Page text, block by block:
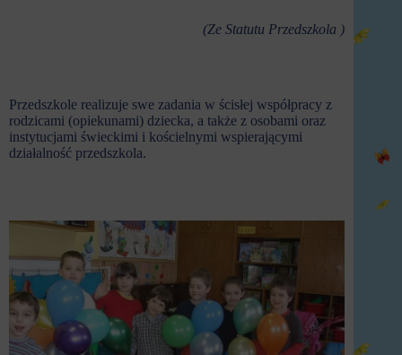
(Ze Statutu Przedszkola )
Przedszkole realizuje swe zadania w ścisłej współpracy z
rodzicami (opiekunami) dziecka, a także z osobami oraz
instytucjami świeckimi i kościelnymi wspierającymi
działalność przedszkola.